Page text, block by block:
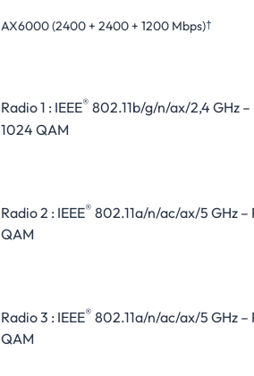
AX6000 (2400 + 2400 + 1200 Mbps)†
Radio 1 : IEEE® 802.11b/g/n/ax/2,4 GHz
1024 QAM
Radio 2 : IEEE® 802.11a/n/ac/ax/5 GHz
QAM
Radio 3 : IEEE® 802.11a/n/ac/ax/5 GHz
QAM